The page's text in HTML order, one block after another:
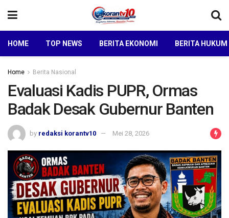
HOME TOP NEWS BERITA EKONOMI BERITA
Home Berita Nasional
Evaluasi Kadis PUPR, Ormas
Badak Desak Gubernur Banten
by redaksi korantv10 Mei 28, 2026